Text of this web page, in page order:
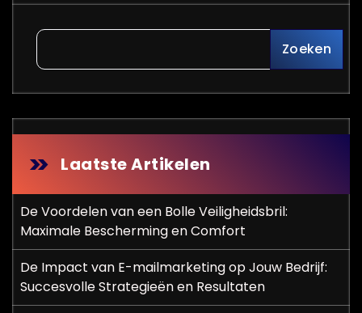
Zoeken
Laatste Artikelen
De Voordelen van een Bolle Veiligheidsbril:
Maximale Bescherming en Comfort
De Impact van E-mailmarketing op Jouw Bedrijf:
Succesvolle Strategieën en Resultaten